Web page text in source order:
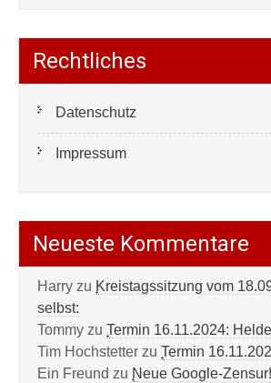
Rechtliches
Datenschutz
Impressum
Neueste Kommentare
Harry zu Kreistagssitzung vom
selbst:
Tommy zu Termin 16.11.2024:
Tim Hochstetter zu Termin
Ein Freund zu Neue Google-